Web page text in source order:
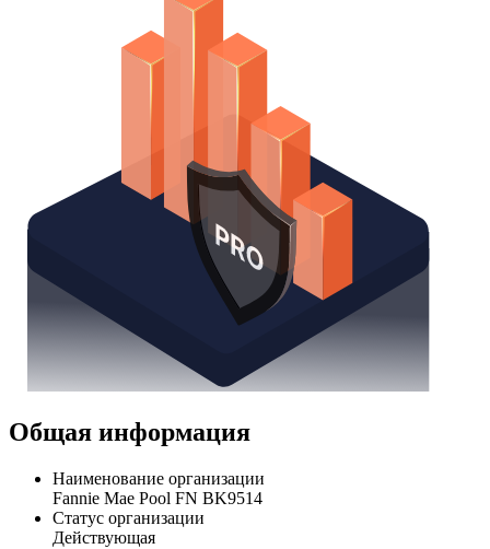
Общая информация
Наименование организации
Fannie Mae Pool FN BK9514
Статус организации
Действующая